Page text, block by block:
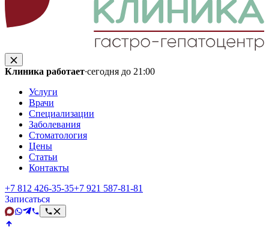
Клиника работает·сегодня до 21:00
Услуги
Врачи
Специализации
Заболевания
Стоматология
Цены
Статьи
Контакты
+7 812 426‑35‑35+7 921 587‑81‑81
Записаться